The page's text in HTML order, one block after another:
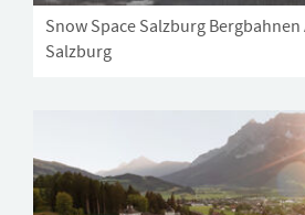
Snow Space Salzburg Bergbahnen
Salzburg